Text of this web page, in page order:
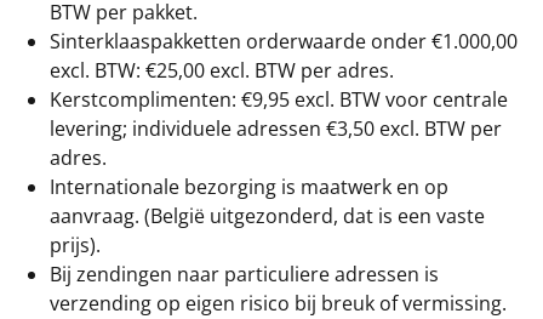
BTW per pakket.
Sinterklaaspakketten orderwaarde onder €1.000,00
excl. BTW: €25,00 excl. BTW per adres.
Kerstcomplimenten: €9,95 excl. BTW voor centrale
levering; individuele adressen €3,50 excl. BTW per
adres.
Internationale bezorging is maatwerk en op
aanvraag. (België uitgezonderd, dat is een vaste
prijs).
Bij zendingen naar particuliere adressen is
verzending op eigen risico bij breuk of vermissing.